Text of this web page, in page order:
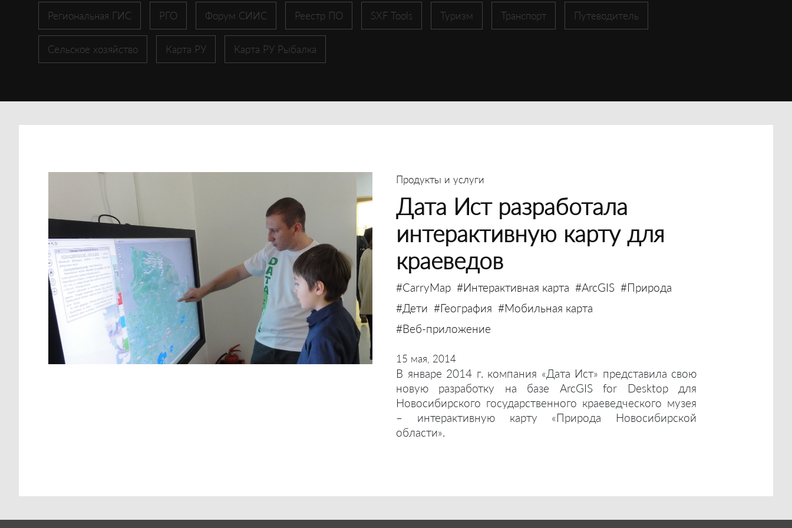
Региональная ГИС РГО Форум СИИС Реестр ПО SXF Tools Туризм Транспорт Путеводитель
Сельское хозяйство Карта РУ Карта РУ Рыбалка
Продукты и услуги
Дата Ист разработала
интерактивную карту для
краеведов
#CarryMap #Интерактивная карта #ArcGIS #Природа
#Дети #География #Мобильная карта
#Веб-приложение
15 мая, 2014
В январе 2014 г. компания «Дата Ист» представила свою
новую разработку на базе ArcGIS for Desktop для
Новосибирского государственного краеведческого музея
– интерактивную карту «Природа Новосибирской
области».